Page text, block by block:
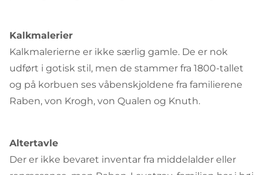
Kalkmalerier
Kalkmalerierne er ikke særlig gamle. De er nok
udført i gotisk stil, men de stammer fra 1800-tallet
og på korbuen ses våbenskjoldene fra familierene
Raben, von Krogh, von Qualen og Knuth.
Altertavle
Der er ikke bevaret inventar fra middelalder eller